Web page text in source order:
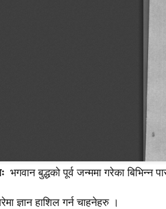
भगवान बुद्धकाे पूर्व जन्ममा गरेका
ज्ञान हाशिल गर्न चाहनेहरु ।